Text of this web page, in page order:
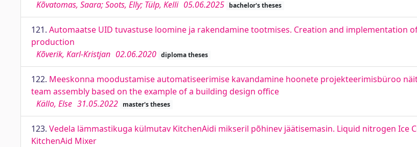
Kõvatomas, Saara; Soots, Elly; Tülp, Kelli 05.06.2025 bachelor's theses
121. Automaatse UID tuvastuse loomine ja rakendamine tootmises. Creation and implementation
production
Kõverik, Karl-Kristjan 02.06.2020 diploma theses
122. Meeskonna moodustamise automatiseerimise kavandamine hoonete projekteerimisbüroo
team assembly based on the example of a building design office
Källo, Else 31.05.2022 master's theses
123. Vedela lämmastikuga külmutav KitchenAidi mikseril põhinev jäätisemasin. Liquid nitrogen Ice
KitchenAid Mixer